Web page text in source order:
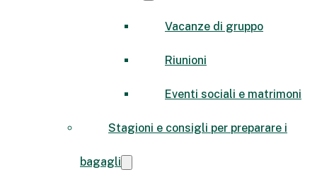
Vacanze di gruppo
Riunioni
Eventi sociali e matrimoni
Stagioni e consigli per preparare i
bagagli